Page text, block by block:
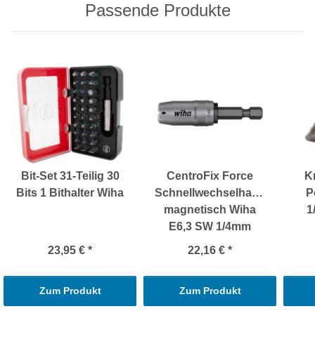
Passende Produkte
Bit-Set 31-Teilig 30
Bits 1 Bithalter Wiha
23,95 € *
Zum Produkt
CentroFix Force
Schnellwechselhalter
magnetisch Wiha
E6,3 SW 1/4mm
22,16 € *
Zum Produkt